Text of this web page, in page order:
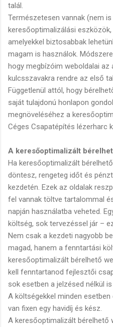
talál.
Természetesen vannak (nem
keresőoptimalizálási
amelyekkel biztosabbak
magam is használok.
hogy megbízóim weboldalai
kulcsszavakra rendre az első
Függetlenül attól, hogy
saját tulajdonú honlapon
megnöveléséhez a
Céges Csapatépítés lézerharc
A keresőoptimalizált
Ha keresőoptimalizált
döntesz, rengeteg időt és
kezdetén. Ezek az oldalak
fel vannak töltve tartalommal
napján használatba veheted.
költség, sok tervezéssel jár –
Nem csak a kezdeti nagyobb
magad, hanem a fenntartási
keresőoptimalizált bérelhető
kell fenntartanod fejlesztői
sok esetben a jelzésed nélkül
A költségekkel minden
van fixen egy havidíj és kész.
A keresőoptimalizált bérelhető